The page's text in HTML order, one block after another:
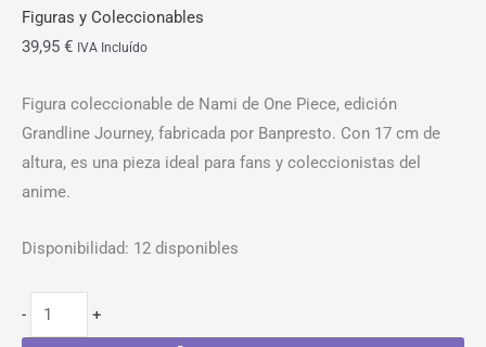
Figuras y Coleccionables
39,95 € IVA Incluído
Figura coleccionable de Nami de One Piece, edición
Grandline Journey, fabricada por Banpresto. Con 17 cm de
altura, es una pieza ideal para fans y coleccionistas del
anime.
Disponibilidad: 12 disponibles
- +